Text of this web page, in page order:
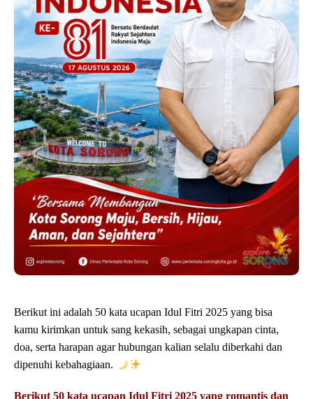
Berikut ini adalah 50 kata ucapan Idul Fitri 2025 yang bisa
kamu kirimkan untuk sang kekasih, sebagai ungkapan cinta,
doa, serta harapan agar hubungan kalian selalu diberkahi dan
dipenuhi kebahagiaan.
Berikut 50 kata ucapan Idul Fitri 2025 yang romantis dan